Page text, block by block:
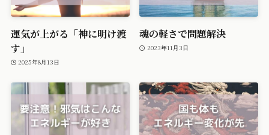
運気が上がる「神に明け渡
す」
2025年8月13日
魂の軽さで問題解決
2023年11月3日